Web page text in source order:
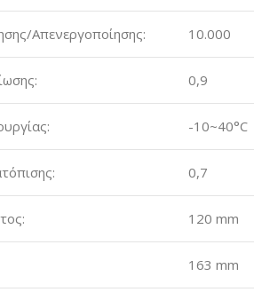
Απενεργοποίησης: 10.000
0,9
-10~40°C
0,7
120 mm
163 mm